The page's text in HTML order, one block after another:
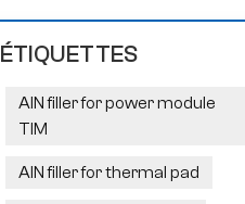
ÉTIQUETTES
AlN filler for power module
TIM
AlN filler for thermal pad